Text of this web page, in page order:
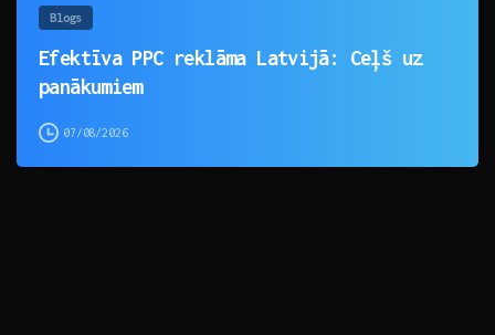
Blogs
Efektīva PPC reklāma Latvijā: Ceļš uz
panākumiem
07/08/2026